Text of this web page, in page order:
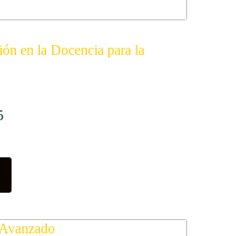
en la Docencia para la